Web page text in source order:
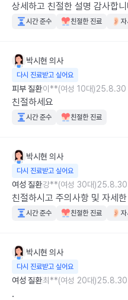
상세하고 친절한 설명 감사합
시간 준수 친절한 진료 자
박시현 의사
다시 진료받고 싶어요
피부 질환이**(여성 10대)25.8.30
친절하세요
시간 준수 친절한 진료
박시현 의사
다시 진료받고 싶어요
여성 질환강**(여성 30대)25.8.30
친절하시고 주의사항 및 자세
시간 준수 친절한 진료 자
박시현 의사
다시 진료받고 싶어요
여성 질환최**(여성 20대)25.8.30
.